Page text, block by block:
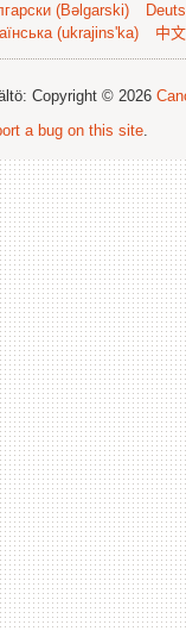
(Bəlgarski)
(ukrajins'ka)
中
Copyright © 2026
a bug on this site.